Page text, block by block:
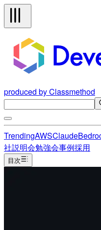
produced by Classmethod
TrendingAWSClaude
社説明会勉強会事例採用
目次